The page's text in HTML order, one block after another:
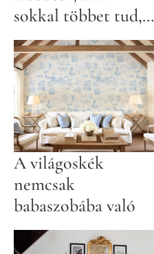
sokkal többet tud,
mint gondolnád
A világoskék
nemcsak
babaszobába való